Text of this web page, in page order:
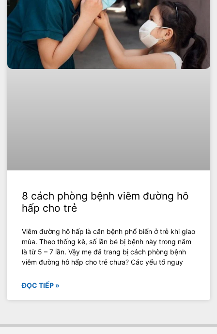
8 cách phòng bệnh viêm đường hô
hấp cho trẻ
Viêm đường hô hấp là căn bệnh phổ biến ở trẻ khi giao
mùa. Theo thống kê, số lần bé bị bệnh này trong năm
là từ 5 – 7 lần. Vậy mẹ đã trang bị cách phòng bệnh
viêm đường hô hấp cho trẻ chưa? Các yếu tố nguy
ĐỌC TIẾP »